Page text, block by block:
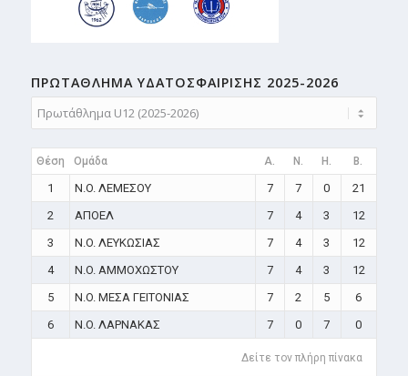
ΠΡΩΤΑΘΛΗMA ΥΔΑΤΟΣΦΑΙΡΙΣΗΣ 2025-2026
Θέση Ομάδα A. N. H. B.
1 N.O. ΛΕΜΕΣΟΥ 7 7 0
21
2
ΑΠΟΕΛ 7 4 3
12
3
N.O. ΛΕΥΚΩΣΙΑΣ 7 4 3
12
4
N.O. ΑΜΜΟΧΩΣΤΟΥ 7 4 3
12
5
N.O. ΜΕΣΑ ΓΕΙΤΟΝΙΑΣ 7 2 5
6
6
N.O. ΛΑΡΝΑΚΑΣ 7 0 7 0
Δείτε τον πλήρη πίνακα